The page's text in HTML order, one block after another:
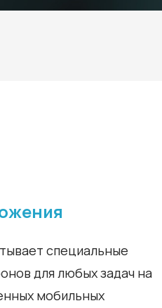
специальные
для любых задач на
мобильных